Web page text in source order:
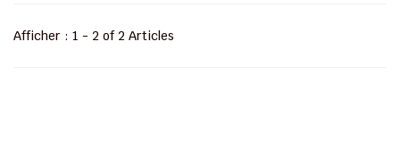
Afficher : 1 - 2 of 2 Articles